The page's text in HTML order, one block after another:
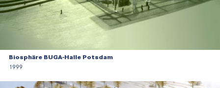
Biosphäre BUGA-Halle Potsdam
1999